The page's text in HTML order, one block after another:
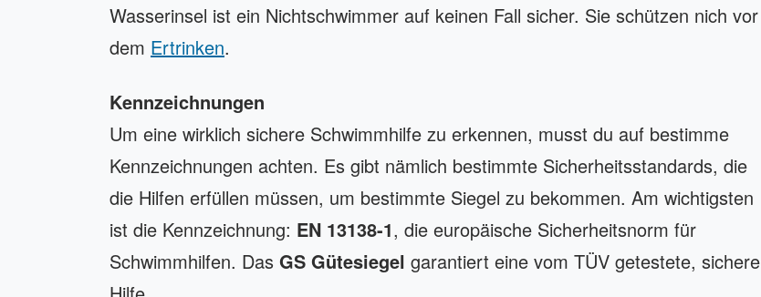
Wasserinsel ist ein Nichtschwimmer auf keinen Fall sicher. Sie schützen nich vor
dem Ertrinken.
Kennzeichnungen
Um eine wirklich sichere Schwimmhilfe zu erkennen, musst du auf bestimme
Kennzeichnungen achten. Es gibt nämlich bestimmte Sicherheitsstandards, die
die Hilfen erfüllen müssen, um bestimmte Siegel zu bekommen. Am wichtigsten
ist die Kennzeichnung: EN 13138-1, die europäische Sicherheitsnorm für
Schwimmhilfen. Das GS Gütesiegel garantiert eine vom TÜV getestete, sichere